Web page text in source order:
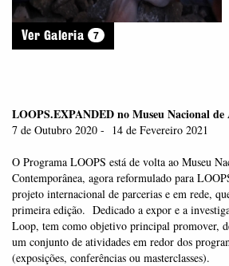
Ver Galeria 7
LOOPS.EXPANDED no Museu Nacional
7 de Outubro 2020 - 14 de Fevereiro 2021
O Programa LOOPS está de volta ao Museu
Contemporânea, agora reformulado para
projeto internacional de parcerias e em rede,
primeira edição. Dedicado a expor e a
Loop, tem como objetivo principal promover,
um conjunto de atividades em redor dos
(exposições, conferências ou masterclasses).